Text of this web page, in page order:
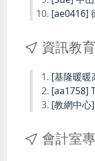
[ae0416]
資訊教育
[基隆暖暖
[aa1758]
[教網中心
會計室